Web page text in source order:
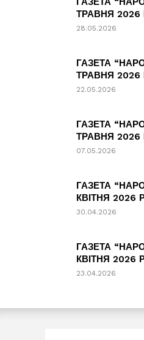
ТРАВНЯ 2026
28.05.2026
ГАЗЕТА
ТРАВНЯ 2026
22.05.2026
ГАЗЕТА
ТРАВНЯ 2026
07.05.2026
ГАЗЕТА
КВІТНЯ 2026
30.04.2026
ГАЗЕТА
КВІТНЯ 2026
23.04.2026